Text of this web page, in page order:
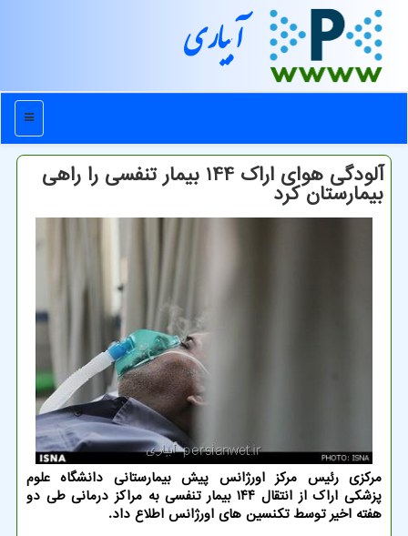
آبیاری
منو
آلودگی هوای اراك 144 بیمار تنفسی را راهی
بیمارستان كرد
مرکزی رئیس مرکز اورژانس پیش بیمارستانی دانشگاه علوم
پزشکی اراک از انتقال ۱۴۴ بیمار تنفسی به مراکز درمانی طی دو
هفته اخیر توسط تکنسین های اورژانس اطلاع داد.